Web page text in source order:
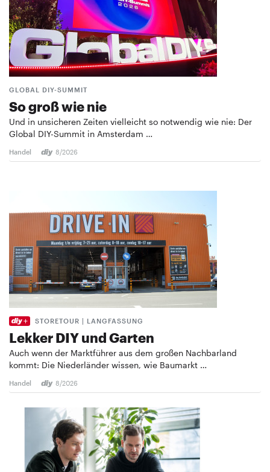
GLOBAL DIY-SUMMIT
So groß wie nie
Und in unsicheren Zeiten vielleicht so notwendig wie nie: Der
Global DIY-Summit in Amsterdam …
Handel 8/2026
STORETOUR | LANGFASSUNG
Lekker DIY und Garten
Auch wenn der Marktführer aus dem großen Nachbarland
kommt: Die Niederländer wissen, wie Baumarkt …
Handel 8/2026